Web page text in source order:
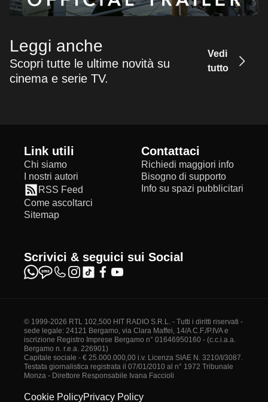
Leggi anche
Scopri tutte le ultime novità su
cinema e serie TV.
Vedi
tutto
Link utili
Chi siamo
I nostri autori
RSS Feed
Come ascoltarci
Sitemap
Contattaci
Richiedi maggiori info
Bisogno di supporto
Info su spazi pubblicitari
Scrivici & seguici sui Social
© 1999-2026 RTL 102,500 HIT RADIO S.R.L. - Tutti i diritti riservati -
sede legale: 24121 Bergamo, via Clara Maffei, 14/A C.F./P.IVA e
iscrizione Registro Imprese Bergamo n° 01646950160 - (c.c.i.a.a.
Bergamo n. r.e.a. 226901)
Capitale sociale - € 25.000.000,00 i.v. Licenza SIAE N. 3210/I/3087.
Testata giornalistica registrata il 07/01/2010 al n° 1972 Tribunale
Monza - Direttore Responsabile Ivana Faccioli
Cookie PolicyPrivacy Policy